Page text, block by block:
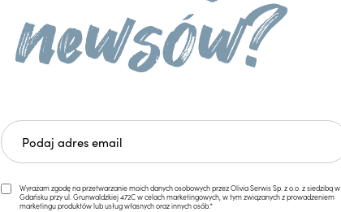
Wyrażam zgodę na przetwarzanie moich danych osobowych przez Olivia Serwis Sp. z o.o. z siedzibą w
Gdańsku przy ul. Grunwaldzkiej 472C w celach marketingowych, w tym związanych z prowadzeniem
marketingu produktów lub usług własnych oraz innych osób.*